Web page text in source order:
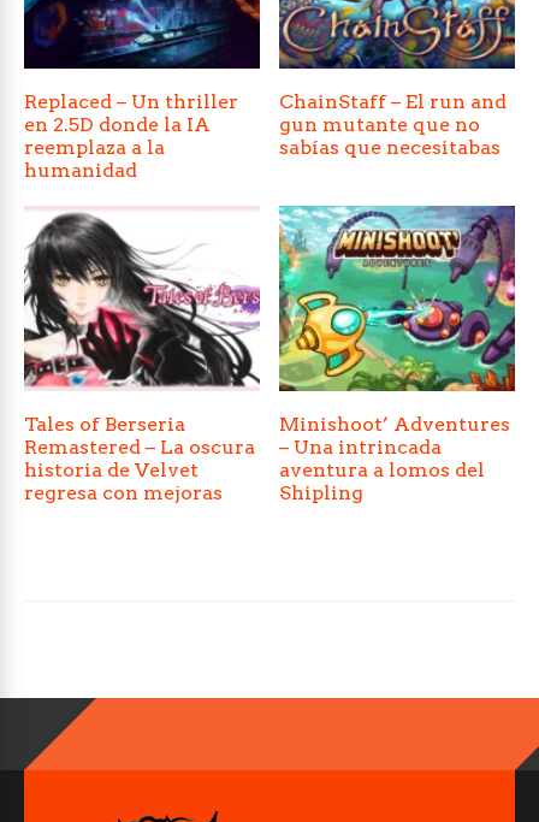
Replaced – Un thriller
en 2.5D donde la IA
reemplaza a la
humanidad
ChainStaff – El run and
gun mutante que no
sabías que necesitabas
Tales of Berseria
Remastered – La oscura
historia de Velvet
regresa con mejoras
Minishoot’ Adventures
– Una intrincada
aventura a lomos del
Shipling